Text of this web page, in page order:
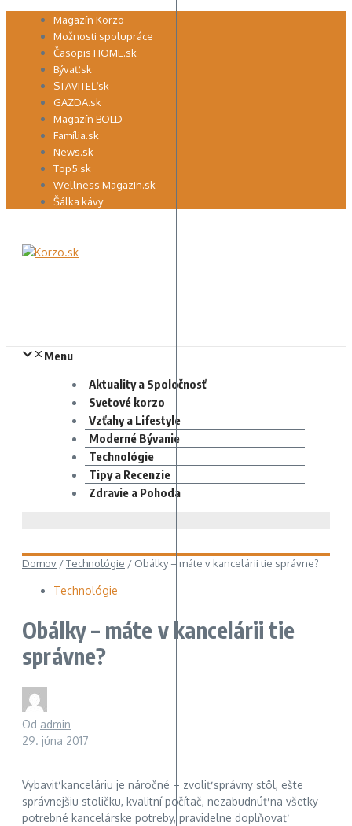
Preskočiť Magazín Korzo
Možnosti spolupráce
Časopis HOME.sk
Bývať.sk
STAVITEĽ.sk
GAZDA.sk
Magazín BOLD
Família.sk
News.sk
Top5.sk
Wellness Magazin.sk
Šálka kávy
Menu
Aktuality a Spoločnosť
Svetové korzo
Vzťahy a Lifestyle
Moderné Bývanie
Technológie
Tipy a Recenzie
Zdravie a Pohoda
Domov /Technológie / Obálky – máte v kancelárii tie správne?
Technológie
Obálky – máte v kancelárii tie
správne?
Od admin
29. júna 2017
Vybaviť kanceláriu je náročné – zvoliť správny stôl, ešte
správnejšiu stoličku, kvalitní počítač, nezabudnúť na všetky
potrebné kancelárske potreby, pravidelne doplňovať